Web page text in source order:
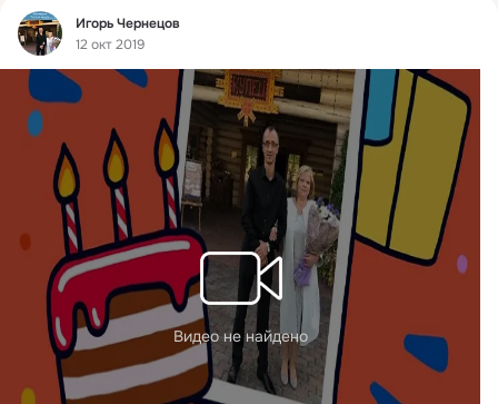
Фид
Игорь Чернецов
12 окт 2019
Видео не найдено